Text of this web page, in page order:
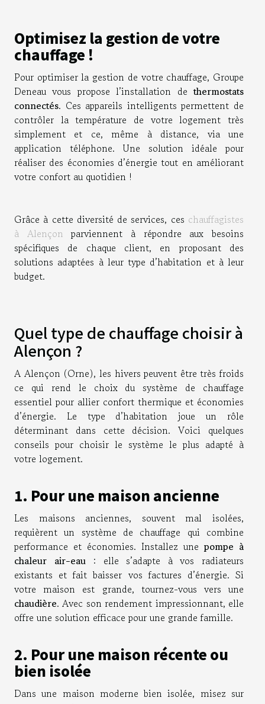
Optimisez la gestion de votre
chauffage !
Pour optimiser la gestion de votre chauffage, Groupe
Deneau vous propose l’installation dethermostats
connectés. Ces appareils intelligents permettent de
contrôler la température de votre logement très
simplement et ce, même à distance, via une
application téléphone. Une solution idéale pour
réaliser des économies d’énergie tout en améliorant
votre confort au quotidien !
Grâce à cette diversité de services, ces chauffagistes
à Alençon parviennent à répondre aux besoins
spécifiques de chaque client, en proposant des
solutions adaptées à leur type d’habitation et à leur
budget.
Quel type de chauffage choisir à
Alençon ?
A Alençon (Orne), les hivers peuvent être très froids
ce qui rend le choix du système de chauffage
essentiel pour allier confort thermique et économies
d’énergie. Le type d’habitation joue un rôle
déterminant dans cette décision. Voici quelques
conseils pour choisir le système le plus adapté à
votre logement.
1. Pour une maison ancienne
Les maisons anciennes, souvent mal isolées,
requièrent un système de chauffage qui combine
performance et économies. Installez une pompe à
chaleur air-eau: elle s’adapte à vos radiateurs
existants et fait baisser vos factures d’énergie. Si
votre maison est grande, tournez-vous vers une
chaudière. Avec son rendement impressionnant, elle
offre une solution efficace pour une grande famille.
2. Pour une maison récente ou
bien isolée
Dans une maison moderne bien isolée, misez sur